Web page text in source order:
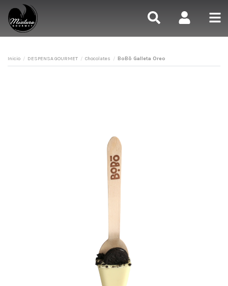
Inicio DESPENSA GOURMET Chocolates BoBō Galleta Oreo